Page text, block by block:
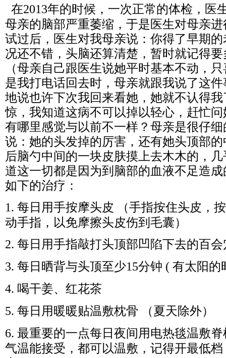
在2013年的时候，一次正常的体检，医
母亲的脑部严重萎缩，于是医生对母亲
试过后，医生对我母亲说：你得了早期
况还不错，头脑还算清楚，暂时就记得
（母亲自己跟医生说她平时基本不动，
是我打电话回去时，母亲就跟我说了这
地说也许下次我回来看她，她就不认得
惊，我知道这病不可以掉以轻心，赶忙
有哪里感觉与以前不一样？母亲是很仔
说：她的头发掉的厉害，还有她头顶部
后脑勺中间的一块皮肤摸上去木木的，
道这一切都是因为到脑部的血液不足造
如下的治疗：
1. 每日用手按摩头皮
（手指按住头皮，
动手指，以免摩擦头皮伤到毛囊）
2. 每日用手指敲打头顶部凹陷下去的百会
3. 每日晒背与头顶至少15分钟 ( 有太阳的
4. 喝干姜、红花茶
5. 每日用暖暖贴温敷枕骨 （夏天除外）
6. 最重要的一点每日夜间用电热毯温敷脊
气温能接受，都可以温敷，记得开最低